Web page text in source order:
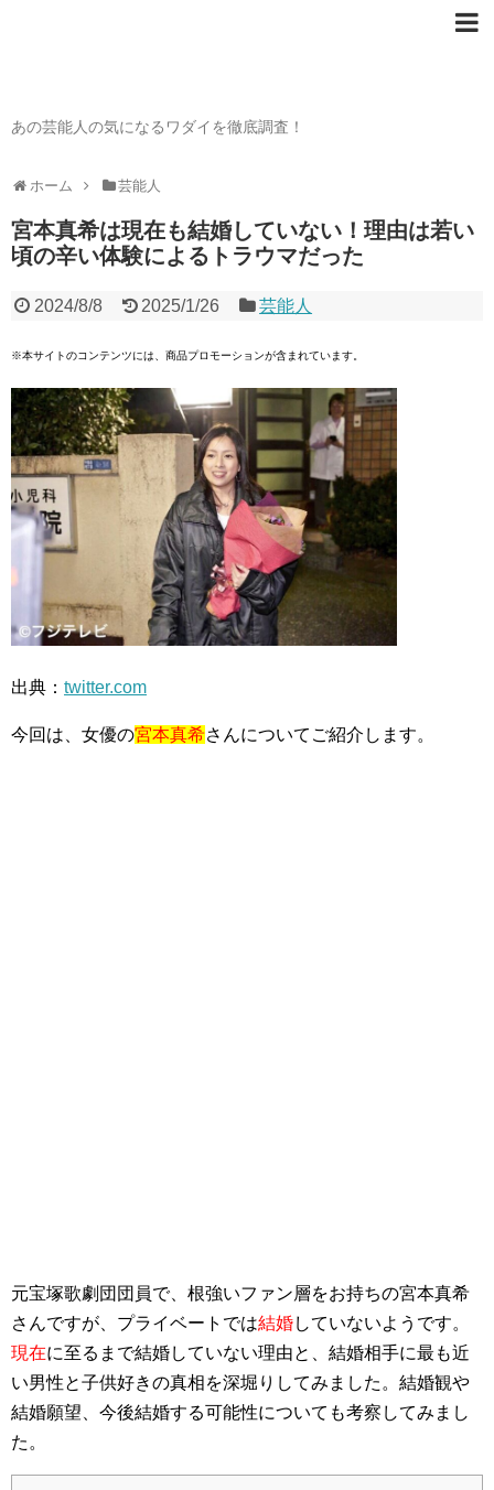
あの芸能人の気になるワダイを徹底調査！
ホーム 芸能人
宮本真希は現在も結婚していない！理由は若い
頃の辛い体験によるトラウマだった
2024/8/8 2025/1/26 芸能人
※本サイトのコンテンツには、商品プロモーションが含まれています。
出典： twitter.com
今回は、女優の宮本真希さんについてご紹介します。
元宝塚歌劇団団員で、根強いファン層をお持ちの宮本真希
さんですが、プライベートでは結婚していないようです。
現在に至るまで結婚していない理由と、結婚相手に最も近
い男性と子供好きの真相を深堀りしてみました。結婚観や
結婚願望、今後結婚する可能性についても考察してみまし
た。